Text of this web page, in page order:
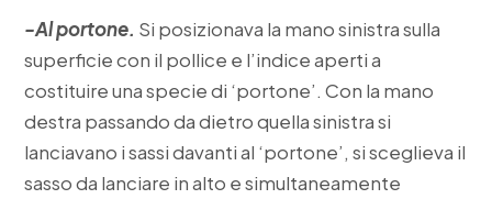
-Al portone. Si posizionava la mano sinistra sulla
superficie con il pollice e l’indice aperti a
costituire una specie di ‘portone’. Con la mano
destra passando da dietro quella sinistra si
lanciavano i sassi davanti al ‘portone’, si sceglieva il
sasso da lanciare in alto e simultaneamente